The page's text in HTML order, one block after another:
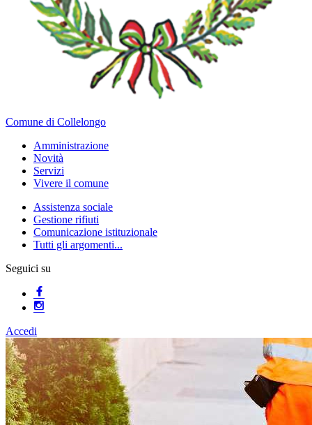
Comune di Collelongo
Amministrazione
Novità
Servizi
Vivere il comune
Assistenza sociale
Gestione rifiuti
Comunicazione istituzionale
Tutti gli argomenti...
Seguici su
Accedi